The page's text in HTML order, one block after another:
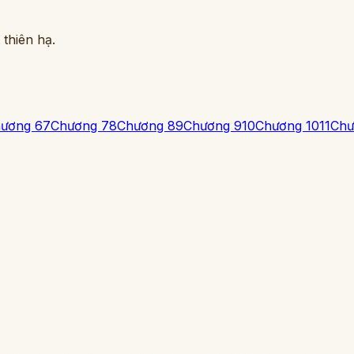
hạ.
67Chương 78Chương 89Chương 910Chương 1011